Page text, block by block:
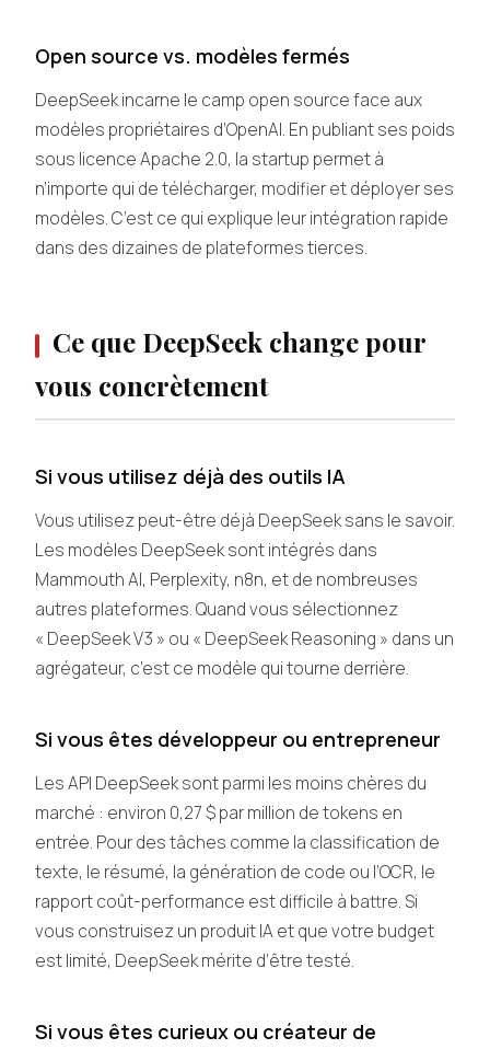
Open source vs. modèles fermés
DeepSeek incarne le camp open source face aux
modèles propriétaires d’OpenAI. En publiant ses poids
sous licence Apache 2.0, la startup permet à
n’importe qui de télécharger, modifier et déployer ses
modèles. C’est ce qui explique leur intégration rapide
dans des dizaines de plateformes tierces.
Ce que DeepSeek change pour
vous concrètement
Si vous utilisez déjà des outils IA
Vous utilisez peut-être déjà DeepSeek sans le savoir.
Les modèles DeepSeek sont intégrés dans
Mammouth AI, Perplexity, n8n, et de nombreuses
autres plateformes. Quand vous sélectionnez
« DeepSeek V3 » ou « DeepSeek Reasoning » dans un
agrégateur, c’est ce modèle qui tourne derrière.
Si vous êtes développeur ou entrepreneur
Les API DeepSeek sont parmi les moins chères du
marché : environ 0,27 $ par million de tokens en
entrée. Pour des tâches comme la classification de
texte, le résumé, la génération de code ou l’OCR, le
rapport coût-performance est difficile à battre. Si
vous construisez un produit IA et que votre budget
est limité, DeepSeek mérite d’être testé.
Si vous êtes curieux ou créateur de